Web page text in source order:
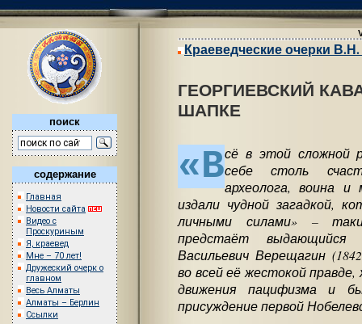
поиск
содержание
Главная
Новости сайта
Видео с
Проскуриным
Я, краевед
Мне – 70 лет!
Дружеский очерк о
главном
Весь Алматы
Алматы – Берлин
Ссылки
Краеведческие очерки
ГЕОРГИЕВСКИЙ
ШАПКЕ
«Всё в этой сложной
себе столь
археолога, воина и
издали чудной загадкой,
личными силами» –
предстаёт выдающийся
Васильевич Верещагин
во всей её жестокой
движения пацифизма и
присуждение первой